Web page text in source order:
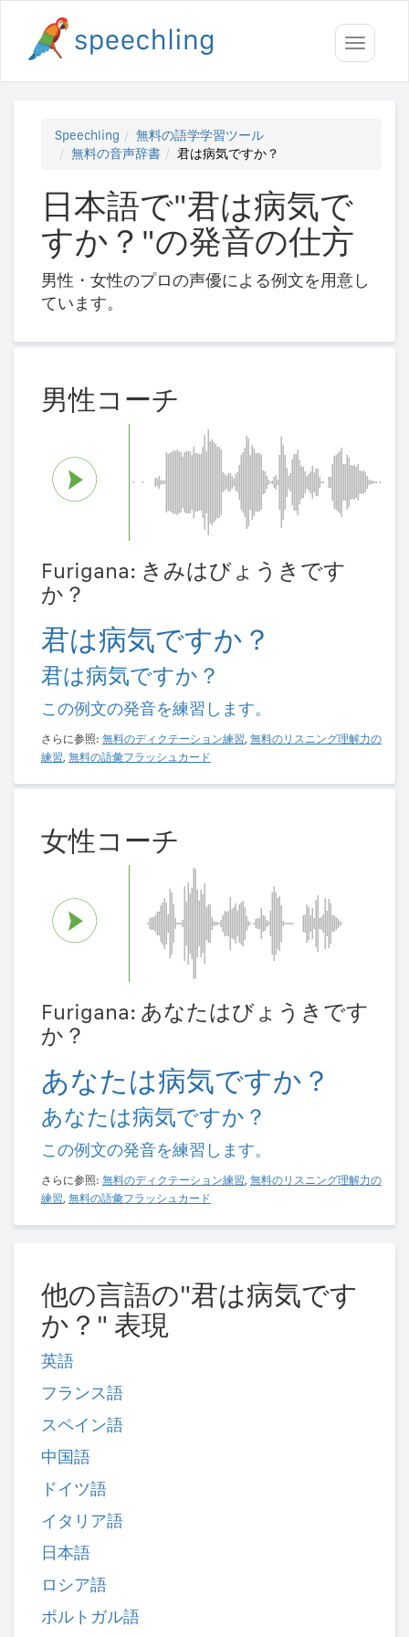
Toggle
Speechling
無料の語学学習ツール
無料の音声辞書
君は病気ですか？
日本語で"君は病気で
すか？"の発音の仕方
男性・女性のプロの声優による例文を用意し
ています。
男性コーチ
Furigana: きみはびょうきです
か？
君は病気ですか？
君は病気ですか？
この例文の発音を練習します。
さらに参照: 無料のディクテーション練習, 無料のリスニング理解力の
練習, 無料の語彙フラッシュカード
女性コーチ
Furigana: あなたはびょうきです
か？
あなたは病気ですか？
あなたは病気ですか？
この例文の発音を練習します。
さらに参照: 無料のディクテーション練習, 無料のリスニング理解力の
練習, 無料の語彙フラッシュカード
他の言語の"君は病気です
か？" 表現
英語
フランス語
スペイン語
中国語
ドイツ語
イタリア語
日本語
ロシア語
ポルトガル語